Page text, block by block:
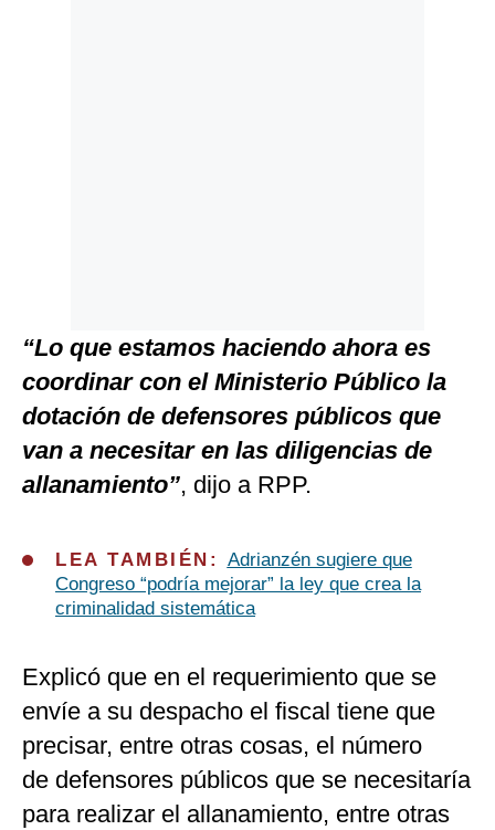
“Lo que estamos haciendo ahora es
coordinar con el Ministerio Público la
dotación de defensores públicos que
van a necesitar en las diligencias de
allanamiento”, dijo a RPP.
LEA TAMBIÉN: Adrianzén sugiere que
Congreso “podría mejorar” la ley que crea la
criminalidad sistemática
Explicó que en el requerimiento que se
envíe a su despacho el fiscal tiene que
precisar, entre otras cosas, el número
de defensores públicos que se necesitaría
para realizar el allanamiento, entre otras